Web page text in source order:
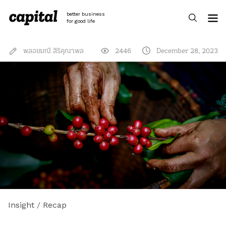
content
better business
for good life
พลอยมณี สิริคุณาพล 2446 December 28, 2023
Insight / Recap